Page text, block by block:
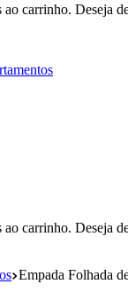
carrinho. Deseja
carrinho. Deseja
Empada Folhada